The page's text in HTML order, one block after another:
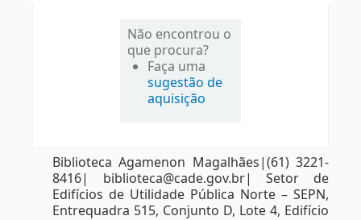
Não encontrou o
que procura?
Faça uma
sugestão de
aquisição
Biblioteca Agamenon Magalhães|(61) 3221-
8416| biblioteca@cade.gov.br| Setor de
Edifícios de Utilidade Pública Norte – SEPN,
Entrequadra 515, Conjunto D, Lote 4, Edifício